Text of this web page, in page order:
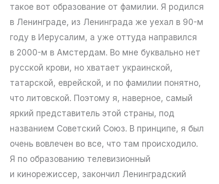
такое вот образование от фамилии. Я родился
в Ленинграде, из Ленинграда же уехал в 90-м
году в Иерусалим, а уже оттуда направился
в 2000-м в Амстердам. Во мне буквально нет
русской крови, но хватает украинской,
татарской, еврейской, и по фамилии понятно,
что литовской. Поэтому я, наверное, самый
яркий представитель этой страны, под
названием Советский Союз. В принципе, я был
очень вовлечен во все, что там происходило.
Я по образованию телевизионный
и кинорежиссер, закончил Ленинградский